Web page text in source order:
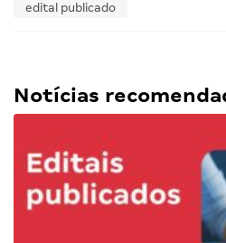
edital publicado
Notícias